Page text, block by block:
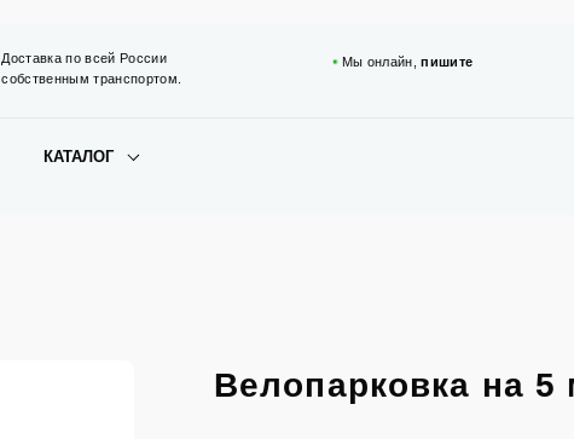
Доставка по всей России
собственным транспортом.
Мы онлайн,пишите
КАТАЛОГ
Велопарковка на 5